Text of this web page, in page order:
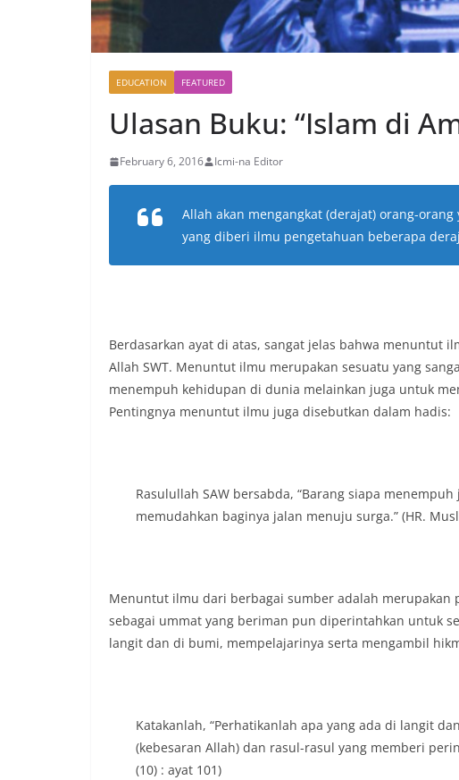
EDUCATION FEATURED
Ulasan Buku: “Islam di
February 6, 2016 Icmi-na Editor
Allah akan mengangkat (derajat) orang-
yang diberi ilmu pengetahuan beberapa
Berdasarkan ayat di atas, sangat jelas bahwa menuntut
Allah SWT. Menuntut ilmu merupakan sesuatu yang
menempuh kehidupan di dunia melainkan juga untuk
Pentingnya menuntut ilmu juga disebutkan dalam hadis:
Rasulullah SAW bersabda, “Barang siapa
memudahkan baginya jalan menuju surga.” (HR.
Menuntut ilmu dari berbagai sumber adalah merupakan
sebagai ummat yang beriman pun diperintahkan untuk
langit dan di bumi, mempelajarinya serta mengambil
Katakanlah, “Perhatikanlah apa yang ada di langit
(kebesaran Allah) dan rasul-rasul yang memberi
(10) : ayat 101)